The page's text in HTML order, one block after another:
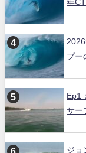
年
プー
Ep1
サー
ジョ